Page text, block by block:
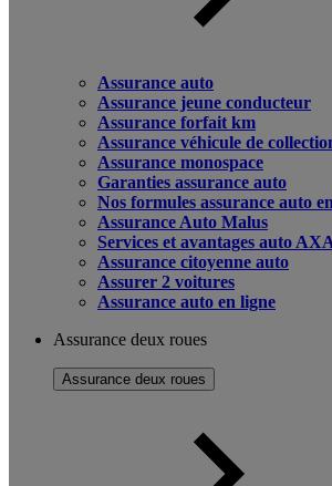
Assurance auto
Assurance jeune conducteur
Assurance forfait km
Assurance véhicule de
Assurance monospace
Garanties assurance auto
Nos formules assurance auto
Assurance Auto Malus
Services et avantages auto
Assurance citoyenne auto
Assurer 2 voitures
Assurance auto en ligne
Assurance deux roues
Assurance deux roues